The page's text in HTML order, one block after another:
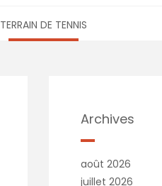
TERRAIN DE TENNIS
Archives
août 2026
juillet 2026